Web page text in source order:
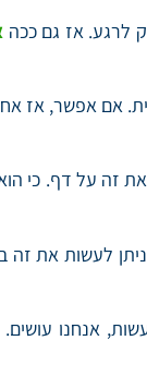
לרגע. אז גם ככה
זה על דף. כי
אנחנו